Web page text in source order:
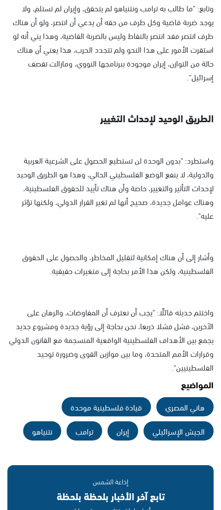
وتابع: "ما طالب به ترامب ونتنياهو لم يتحقق، وإيران لم تستلم، ولا
يوجد ضربة قاضية وكل طرف من حقه أن يدعي أن انتصر، ولو أن هناك
طرف انتصر فقد انتصر بالنقاط وليس بالضربة القاضية، وهذا يني أنه لو
استقرت الأمور على هذا النحو ولم تتجدد الحرب، هذا يعني أن هناك
حالة من التوازن، إيران موجودة ببرنامجها النووي، ومازالت تقصف
إسرائيل".
الطريق الوحيد لإحداث التغيير
واستطرد: "بدون الوحدة لن تستطيع الحصول على الشرعية العربية
والدولية، لا ينفع الوضع الفلسطيني الحالي، وهذا هو الطريق الوحيد
لإحداث التأثير والتغيير، خاصة وأن هناك تأييد للحقوق الفلسطينية،
وهناك عوامل جديدة، صحيح أنها لم تغير القرار الدولي، ولكنها تؤثر
عليه".
وأشار إلى أن هناك إمكانية لتقليل المخاطر، والحصول على الحقوق
الفلسطينية، ولكن هذا الأمر بحاجة إلى متغيرات حقيقية.
واختتم حديثه قائلًا: "يجب أن نعترف أن المفاوضات، والرهان على
الآخرين، فشل فشلا ذريعا، نحن بحاجة إلى رؤية جديدة ومشروع جديد
يجمع بين الأهداف الفلسطينية الواقعية المنسجمة مع القانون الدولي
وقرارات الأمم المتحدة، وما بين موازين القوى وضرورة توحيد
الفلسطينيين".
المواضيع
هاني المصري
قيادة فلسطينية موحدة
الجيش الإسرائيلي
إيران ترامب نتنياهو
إذاعة الشمس
تابع آخر الأخبار بلحظة بلحظة